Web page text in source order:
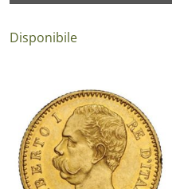
Disponibile